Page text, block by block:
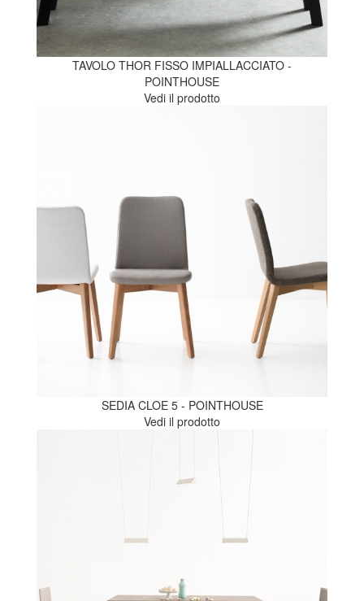
TAVOLO THOR FISSO IMPIALLACCIATO -
POINTHOUSE
Vedi il prodotto
SEDIA CLOE 5 - POINTHOUSE
Vedi il prodotto